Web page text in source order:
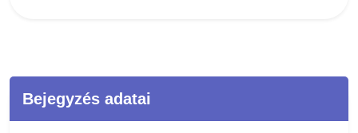
Bejegyzés adatai